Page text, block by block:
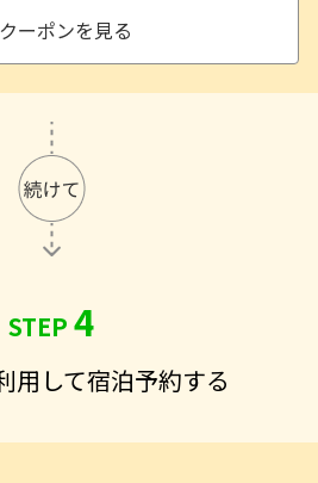
ーポンを見る
STEP 4
用して宿泊予約する